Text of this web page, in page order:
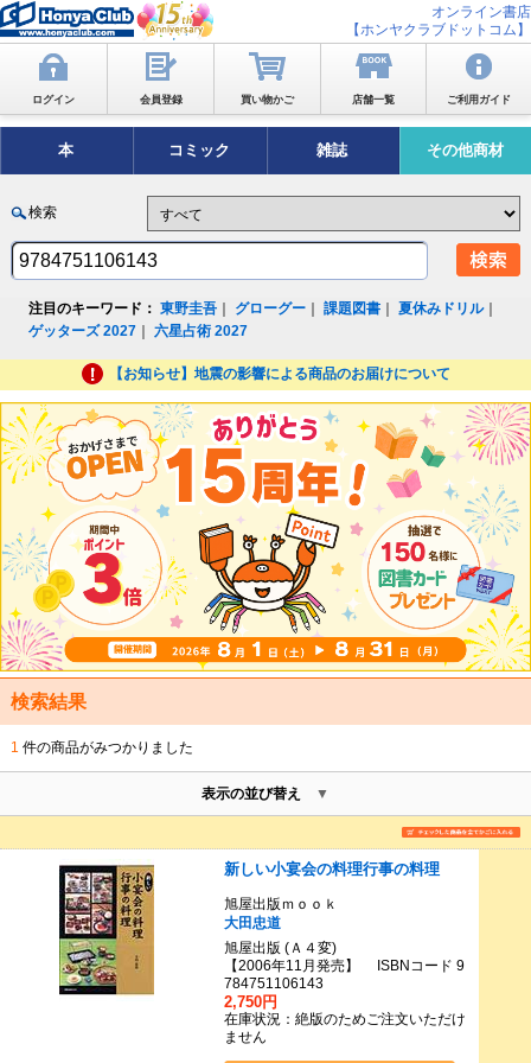
オンライン書店
【ホンヤクラブドットコム】
ログイン 会員登録 買い物かご 店舗一覧 ご利用ガイド
本 コミック 雑誌 その他商材
検索
注目のキーワード： 東野圭吾 グローグー ｜課題図書 ｜夏休みドリル｜
ゲッターズ 2027 ｜六星占術 2027
【お知らせ】地震の影響による商品のお届けについて
検索結果
1 件の商品がみつかりました
表示の並び替え
新しい小宴会の料理行事の料理
旭屋出版ｍｏｏｋ
大田忠道
旭屋出版 (Ａ４変)
【2006年11月発売】 ISBNコード 9
784751106143
2,750円
在庫状況：絶版のためご注文いただけ
ません